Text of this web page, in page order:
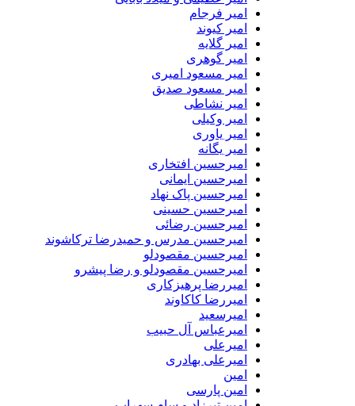
امیر فرجام
امیر کیوند
امیر گلایه
امیر گوهری
امیر مسعود امیری
امیر مسعود صدیق
امیر نشاطی
امیر وکیلی
امیر یاوری
امیر یگانه
امیرحسین افتخاری
امیرحسین ایمانی
امیرحسین پاک نهاد
امیرحسین حسینی
امیرحسین رضائی
امیرحسین مدرس و حمیدرضا ترکاشوند
امیرحسین مقصودلو
امیرحسین مقصودلو و رضا پیشرو
امیررضا پرهیزکاری
امیررضا کاکاوند
امیرسعید
امیرعباس آل حبیب
امیرعلی
امیرعلی بهادری
امین
امین پارسی